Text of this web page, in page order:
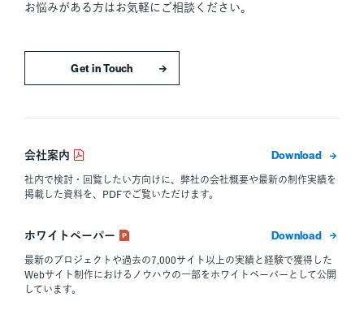
お悩みがある方はお気軽にご相談ください。
お問い合わせはこちら
会社案内
社内で検討・回覧したい方向けに、弊社の会社概要や最新の制作実績を
掲載した資料を、PDFでご覧いただけます。
ダウン
ホワイトペーパー
最新のプロジェクトや過去の7,000サイト以上の実績と経験で獲得した
Webサイト制作におけるノウハウの一部をホワイトペーパーとして公開
しています。
ダウン